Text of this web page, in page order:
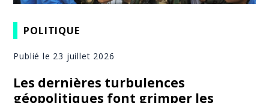
POLITIQUE
Publié le 23 juillet 2026
Les dernières turbulences
géopolitiques font grimper les